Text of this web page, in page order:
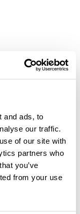
and ads, to
our traffic.
of our site with
partners who
you’ve
from your use
à proximité de